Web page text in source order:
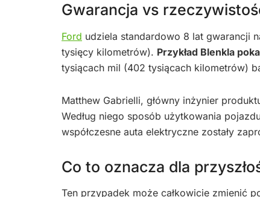
Gwarancja vs
Ford udziela standardowo 8 lat gwarancji
tysięcy kilometrów). Przykład Blenkla
tysiącach mil (402 tysiącach kilometrów)
Matthew Gabrielli, główny inżynier
Według niego sposób użytkowania
współczesne auta elektryczne zostały
Co to oznacza dla
Ten przypadek może całkowicie zmienić